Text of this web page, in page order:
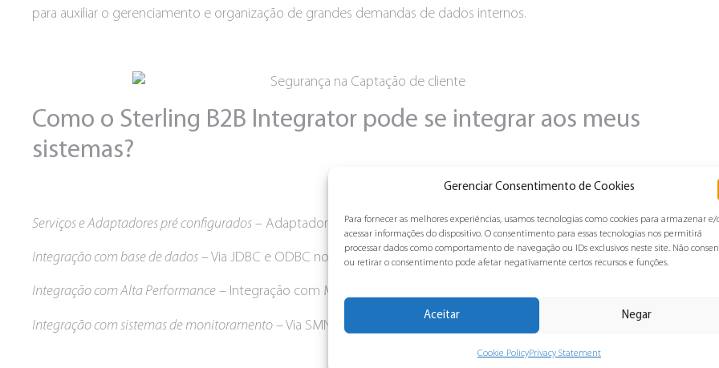
Gerenciar Consentimento de Cookies
Para fornecer as melhores experiências, usamos tecnologias como cookies para armazenar e/
acessar informações do dispositivo. O consentimento para essas tecnologias nos permitirá
processar dados como comportamento de navegação ou IDs exclusivos neste site. Não
ou retirar o consentimento pode afetar negativamente certos recursos e funções.
Aceitar Negar
Cookie PolicyPrivacy Statement
para auxiliar o gerenciamento e organização de grandes demandas de dados internos.
Como o Sterling B2B Integrator pode se integrar aos meus
sistemas?
Serviços e Adaptadores pré configurados – Adaptadores permitem integração rápida com ERPs;
Integração com base de dados – Via JDBC e ODBC nos principais bancos de dados que existem;
Integração com Alta Performance – Integração com Mainframe via C:D, FTP, Odette, JCL, MQ entre outros;
Integração com sistemas de monitoramento – Via SMNP, WebService, SOAP, logs entre outros.